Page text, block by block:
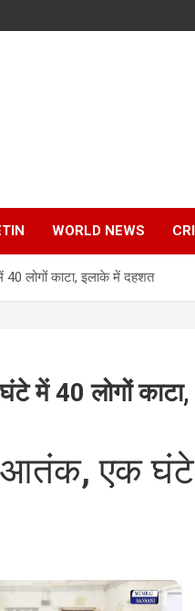
WORLD NEWS
लोगों काटा, इलाके में दहशत
में 40 लोगों
आतंक, एक